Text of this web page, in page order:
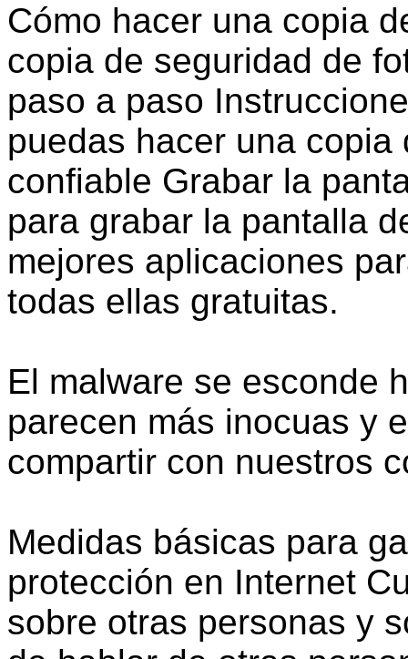
Cómo hacer una copia
copia de seguridad de
paso a paso
puedas hacer una
confiable Grabar la
para grabar la pantalla
mejores aplicaciones
todas ellas gratuitas.
El malware se esconde
parecen más inocuas y
compartir con nuestros
Medidas básicas para
protección en Internet
sobre otras personas y